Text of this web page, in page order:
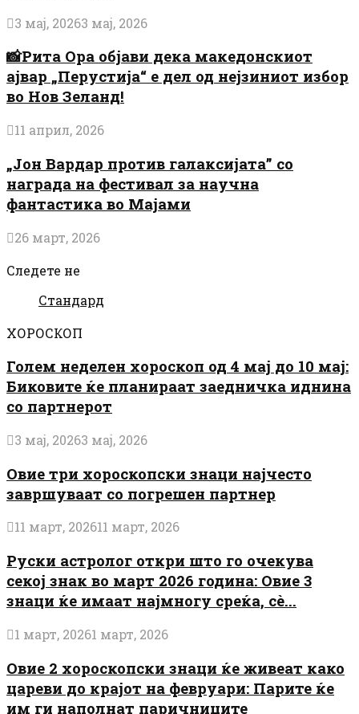
3 мај, 20263 мај, 2026
📸Рита Ора објави дека македонскиот
ајвар „Перустија“ е дел од нејзиниот избор
во Нов Зеланд!
11 април, 2026
„Јон Вардар против галаксијата” со
награда на фестивал за научна
фантастика во Мајами
26 март, 2026
Следете не
Стандард
ХОРОСКОП
Голем неделен хороскоп од 4 мај до 10 мај:
Биковите ќе планираат заедничка иднина
со партнерот
3 мај, 20263 мај, 2026
Овие три хороскопски знаци најчесто
завршуваат со погрешен партнер
11 март, 202611 март, 2026
Руски астролог откри што го очекува
секој знак во март 2026 година: Овие 3
знаци ќе имаат најмногу среќа, сè...
1 март, 20261 март, 2026
Овие 2 хороскопски знаци ќе живеат како
цареви до крајот на февруари: Парите ќе
им ги наполнат паричниците